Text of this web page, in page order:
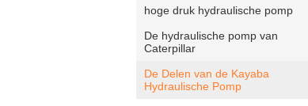
hoge druk hydraulische pomp
De hydraulische pomp van
Caterpillar
De Delen van de Kayaba
Hydraulische Pomp